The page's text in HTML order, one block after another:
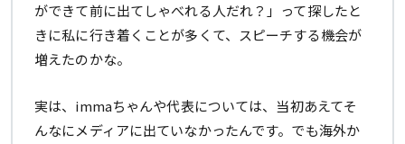
ができて前に出てしゃべれる人だれ？」って探したと
きに私に行き着くことが多くて、スピーチする機会が
増えたのかな。
実は、immaちゃんや代表については、当初あえてそ
んなにメディアに出ていなかったんです。でも海外か